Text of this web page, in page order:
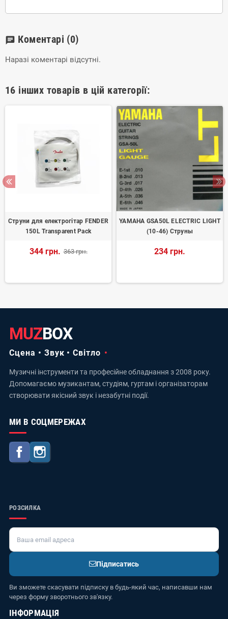
chat Коментарі (0)
Наразі коментарі відсутні.
16 інших товарів в цій категорії:
Струни для електрогітар FENDER
150L Transparent Pack
344 грн. 363 грн.
YAMAHA GSA50L ELECTRIC LIGHT
(10-46) Струны
234 грн.
MUZBOX
Сцена • Звук • Світло
Музичні інструменти та професійне обладнання з 2008 року.
Допомагаємо музикантам, студіям, гуртам і організаторам
створювати якісний звук і незабутні події.
МИ В СОЦМЕРЕЖАХ
Facebook
РОЗСИЛКА
Підписатись
Ви зможете скасувати підписку в будь-який час, написавши нам
через форму зворотнього зв'язку.
ІНФОРМАЦІЯ